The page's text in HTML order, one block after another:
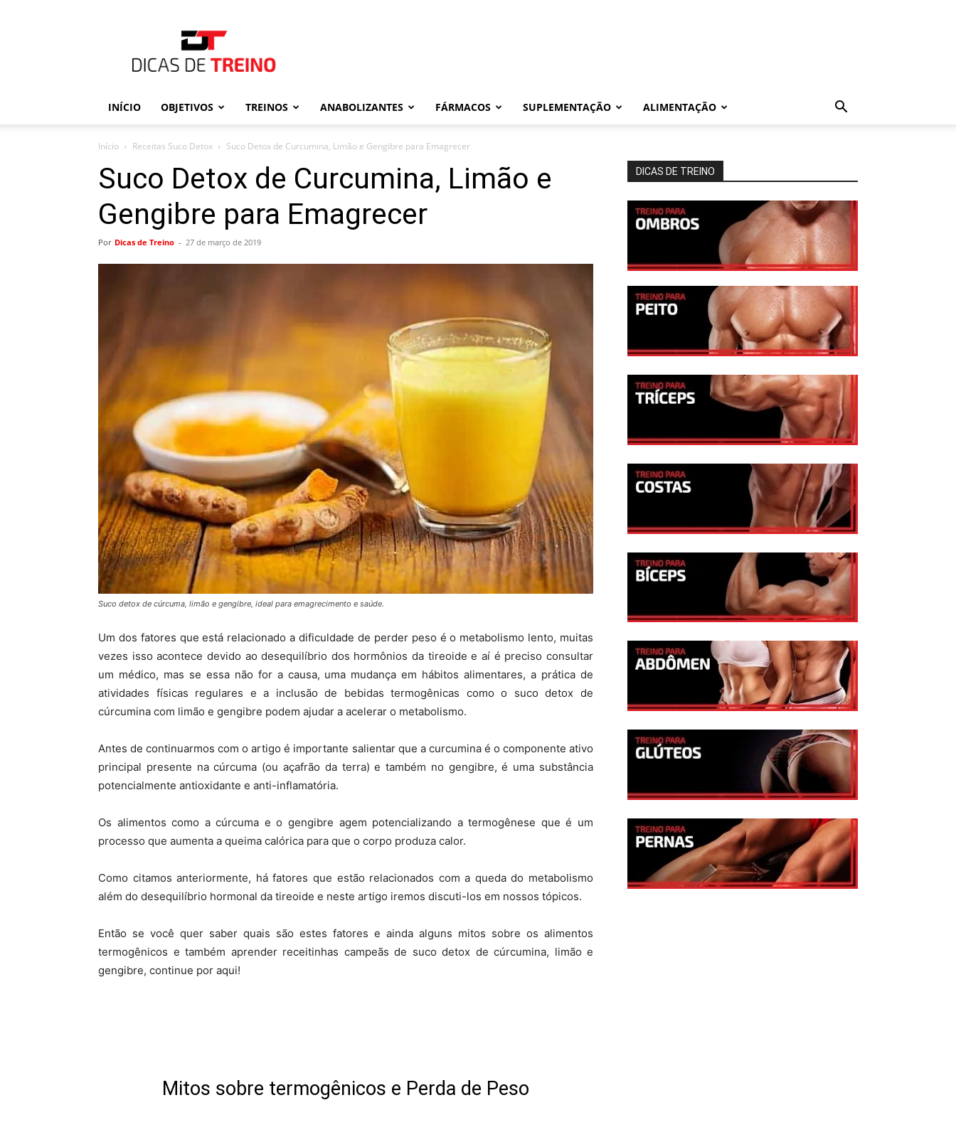
de
Treino
INÍCIO OBJETIVOS TREINOS ANABOLIZANTES FÁRMACOS SUPLEMENTAÇÃO ALIMENTAÇÃO
Início Receitas Suco Detox Suco Detox de Curcumina, Limão e Gengibre para Emagrecer
Suco Detox de Curcumina, Limão e
Gengibre para Emagrecer
Por Dicas de Treino - 27 de março de 2019
Suco detox de cúrcuma, limão e gengibre, ideal para emagrecimento e saúde.
Um dos fatores que está relacionado a dificuldade de perder peso é o metabolismo lento, muitas
vezes isso acontece devido ao desequilíbrio dos hormônios da tireoide e aí é preciso consultar
um médico, mas se essa não for a causa, uma mudança em hábitos alimentares, a prática de
atividades físicas regulares e a inclusão de bebidas termogênicas como o suco detox de
cúrcumina com limão e gengibre podem ajudar a acelerar o metabolismo.
Antes de continuarmos com o artigo é importante salientar que a curcumina é o componente ativo
principal presente na cúrcuma (ou açafrão da terra) e também no gengibre, é uma substância
potencialmente antioxidante e anti-inflamatória.
Os alimentos como a cúrcuma e o gengibre agem potencializando a termogênese que é um
processo que aumenta a queima calórica para que o corpo produza calor.
Como citamos anteriormente, há fatores que estão relacionados com a queda do metabolismo
além do desequilíbrio hormonal da tireoide e neste artigo iremos discuti-los em nossos tópicos.
Então se você quer saber quais são estes fatores e ainda alguns mitos sobre os alimentos
termogênicos e também aprender receitinhas campeãs de suco detox de cúrcumina, limão e
gengibre, continue por aqui!
Mitos sobre termogênicos e Perda de Peso
DICAS DE TREINO